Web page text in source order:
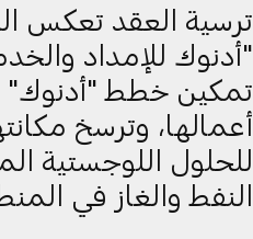
ترسية العقد تعكس
"أدنوك للإمداد
تمكين خطط "أدنوك"
أعمالها، وترسخ
للحلول اللوجستية
النفط والغاز في